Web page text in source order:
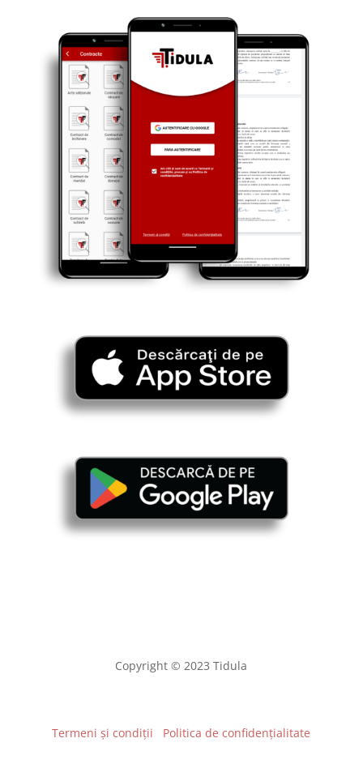
Copyright © 2023 Tidula
Termeni și condiții Politica de confidențialitate